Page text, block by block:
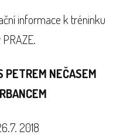
informace k tréninku
PETREM NEČASEM
2018